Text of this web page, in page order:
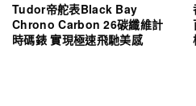
Tudor帝舵表Black Bay
Chrono Carbon 26碳纖維計
時碼錶 實現極速飛馳美感